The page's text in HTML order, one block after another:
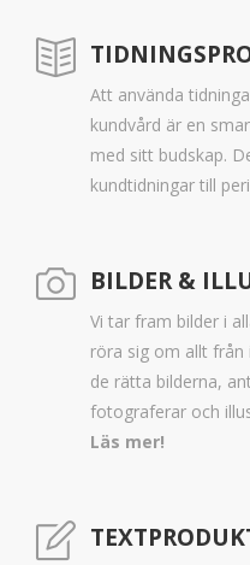
Att använda
kundvård är en
med sitt budskap.
kundtidningar till
BILDER &
Vi tar fram bilder i
röra sig om allt
de rätta bilderna,
fotograferar och
Läs mer!